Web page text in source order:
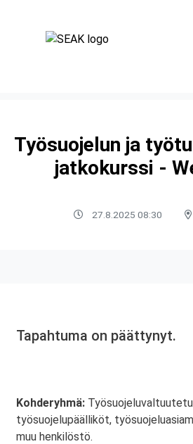
Työsuojelun ja
jatkokurssi -
27.8.2025 08:30
Tapahtuma on päättynyt.
Kohderyhmä:
työsuojelupäälliköt,
muu henkilöstö.